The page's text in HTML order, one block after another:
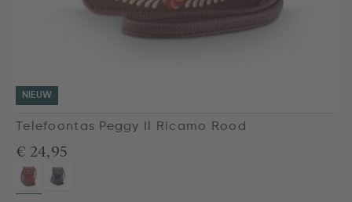
NIEUW
Telefoontas Peggy Il Ricamo Rood
€ 24,95